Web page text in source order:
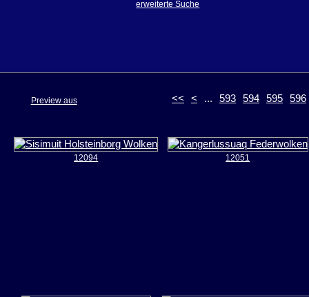
erweiterte Suche
<< < ... 593 594 595 596
Preview aus
12094 12051